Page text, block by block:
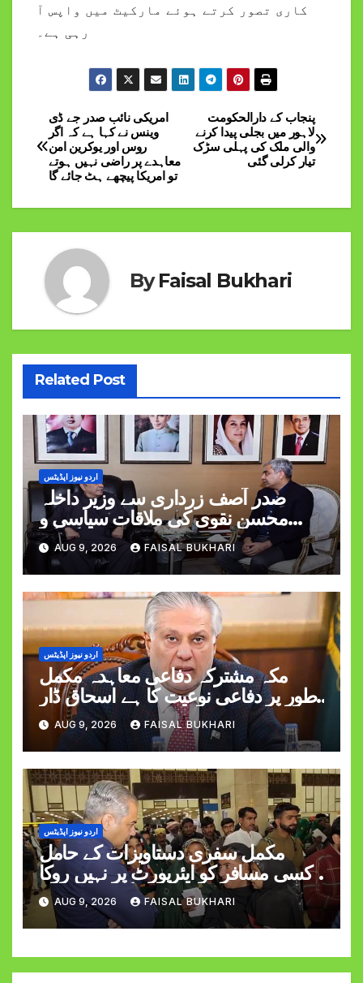
کاری تصور کرتے ہوئے مارکیٹ میں واپس آ
رہی ہے۔
Post
navigation
پنجاب کے دارالحکومت
لاہور میں بجلی پیدا کرنے
والی ملک کی پہلی سڑک
تیار کرلی گئی
امریکی نائب صدر جے ڈی
وینس نے کہا ہے کہ اگر
روس اور یوکرین امن
معاہدے پر راضی نہیں ہوتے
تو امریکا پیچھے ہٹ جائے گا
ByFaisal Bukhari
Related Post
اردو نیوز اپڈیٹس
صدر آصف زرداری سے وزیر داخلہ
محسن نقوی کی ملاقات سیاسی و
قومی امور پر گفتگو
AUG 9, 2026 FAISAL BUKHARI
اردو نیوز اپڈیٹس
مکہ مشترکہ دفاعی معاہدہ مکمل
طور پر دفاعی نوعیت کا ہے اسحاق ڈار
کی وضاحت
AUG 9, 2026 FAISAL BUKHARI
اردو نیوز اپڈیٹس
مکمل سفری دستاویزات کے حامل
کسی مسافر کو ایئرپورٹ پر نہیں روکا
جائے گا وزیر داخلہ
AUG 9, 2026 FAISAL BUKHARI